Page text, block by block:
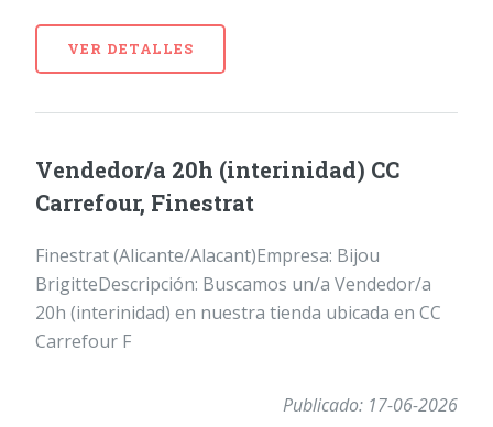
VER DETALLES
Vendedor/a 20h (interinidad) CC
Carrefour, Finestrat
Finestrat (Alicante/Alacant)Empresa: Bijou
BrigitteDescripción: Buscamos un/a Vendedor/a
20h (interinidad) en nuestra tienda ubicada en CC
Carrefour F
Publicado: 17-06-2026